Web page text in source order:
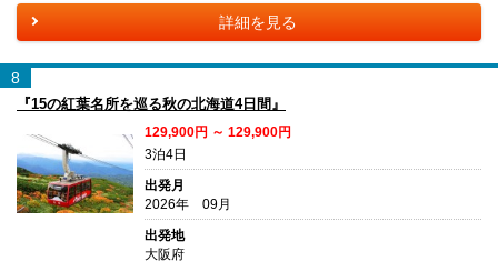
詳細を見る
8
『15の紅葉名所を巡る秋の北海道4日間』
129,900円 ～ 129,900円
3泊4日
出発月
2026年 09月
出発地
大阪府